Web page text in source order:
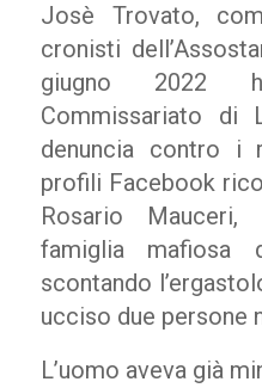
Josè Trovato,
cronisti
giugno 2022
Commissariato di
denuncia contro i
profili Facebook
Rosario Mauceri,
famiglia mafiosa
scontando
ucciso due persone
L’uomo aveva già